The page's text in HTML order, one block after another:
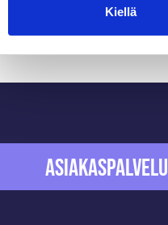
Kiellä
ASIAKASPALVELU